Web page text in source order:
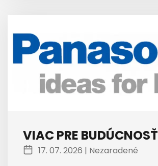
VIAC PRE BUDÚCNOSŤ
17. 07. 2026 | Nezaradené